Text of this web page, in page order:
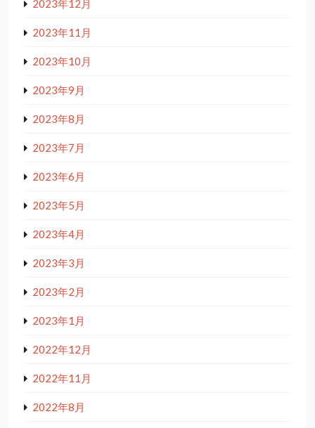
2023年12月
2023年11月
2023年10月
2023年9月
2023年8月
2023年7月
2023年6月
2023年5月
2023年4月
2023年3月
2023年2月
2023年1月
2022年12月
2022年11月
2022年8月